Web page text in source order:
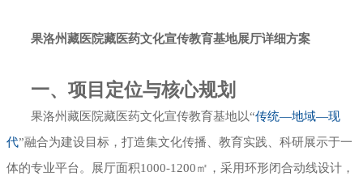
幻影成像
数字沙盘
特效屏幕
区域负责人
果洛州藏医院藏医药文化宣传教育基地展厅详细方案
一、项目定位与核心规划
果洛州藏医院藏医药文化宣传教育基地以“传统—地域—现
代”融合为建设目标，打造集文化传播、教育实践、科研展示于一
体的专业平台。展厅面积1000-1200㎡，采用环形闭合动线设计，